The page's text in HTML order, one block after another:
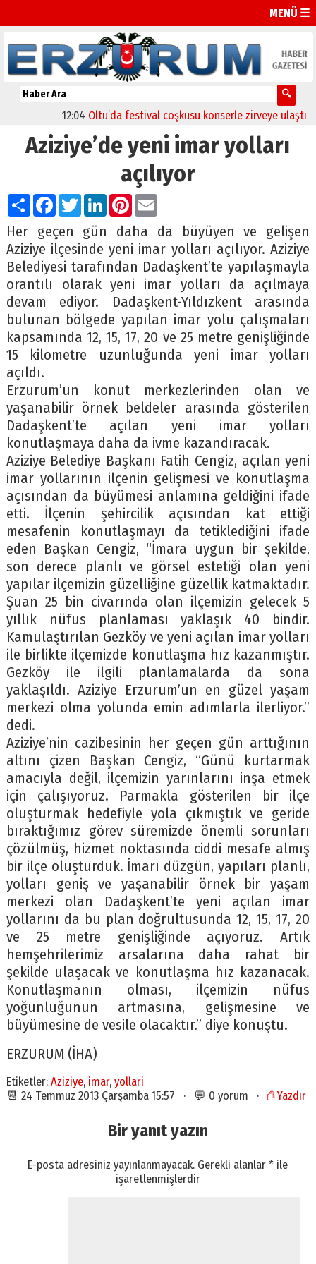
MENÜ ☰
12:04 Oltu’da festival coşkusu konserle zirveye ulaştı
Aziziye’de yeni imar yolları
açılıyor
PaylaşFacebook
TwitterLinkedIn
Pinterest
Email
Her geçen gün daha da büyüyen ve gelişen
Aziziye ilçesinde yeni imar yolları açılıyor. Aziziye
Belediyesi tarafından Dadaşkent’te yapılaşmayla
orantılı olarak yeni imar yolları da açılmaya
devam ediyor. Dadaşkent-Yıldızkent arasında
bulunan bölgede yapılan imar yolu çalışmaları
kapsamında 12, 15, 17, 20 ve 25 metre genişliğinde
15 kilometre uzunluğunda yeni imar yolları
açıldı.
Erzurum’un konut merkezlerinden olan ve
yaşanabilir örnek beldeler arasında gösterilen
Dadaşkent’te açılan yeni imar yolları
konutlaşmaya daha da ivme kazandıracak.
Aziziye Belediye Başkanı Fatih Cengiz, açılan yeni
imar yollarının ilçenin gelişmesi ve konutlaşma
açısından da büyümesi anlamına geldiğini ifade
etti. İlçenin şehircilik açısından kat ettiği
mesafenin konutlaşmayı da tetiklediğini ifade
eden Başkan Cengiz, “İmara uygun bir şekilde,
son derece planlı ve görsel estetiği olan yeni
yapılar ilçemizin güzelliğine güzellik katmaktadır.
Şuan 25 bin civarında olan ilçemizin gelecek 5
yıllık nüfus planlaması yaklaşık 40 bindir.
Kamulaştırılan Gezköy ve yeni açılan imar yolları
ile birlikte ilçemizde konutlaşma hız kazanmıştır.
Gezköy ile ilgili planlamalarda da sona
yaklaşıldı. Aziziye Erzurum’un en güzel yaşam
merkezi olma yolunda emin adımlarla ilerliyor.”
dedi.
Aziziye’nin cazibesinin her geçen gün arttığının
altını çizen Başkan Cengiz, “Günü kurtarmak
amacıyla değil, ilçemizin yarınlarını inşa etmek
için çalışıyoruz. Parmakla gösterilen bir ilçe
oluşturmak hedefiyle yola çıkmıştık ve geride
bıraktığımız görev süremizde önemli sorunları
çözülmüş, hizmet noktasında ciddi mesafe almış
bir ilçe oluşturduk. İmarı düzgün, yapıları planlı,
yolları geniş ve yaşanabilir örnek bir yaşam
merkezi olan Dadaşkent’te yeni açılan imar
yollarını da bu plan doğrultusunda 12, 15, 17, 20
ve 25 metre genişliğinde açıyoruz. Artık
hemşehrilerimiz arsalarına daha rahat bir
şekilde ulaşacak ve konutlaşma hız kazanacak.
Konutlaşmanın olması, ilçemizin nüfus
yoğunluğunun artmasına, gelişmesine ve
büyümesine de vesile olacaktır.” diye konuştu.
ERZURUM (İHA)
Etiketler: Aziziye, imar, yollari
📆 24 Temmuz 2013 Çarşamba 15:57 · 💬 0 yorum · ⎙ Yazdır
Bir yanıt yazın
E-posta adresiniz yayınlanmayacak. Gerekli alanlar* ile
işaretlenmişlerdir